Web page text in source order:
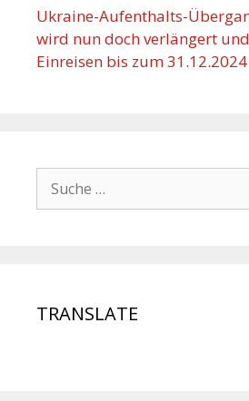
Ukraine-Aufenthalts-
wird nun doch verlängert
Einreisen bis zum 31.12.2024
TRANSLATE